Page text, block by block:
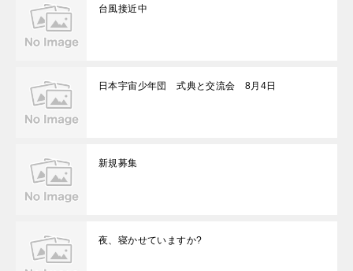
台風接近中
日本宇宙少年団 式典と交流会 8月4日
新規募集
夜、寝かせていますか?